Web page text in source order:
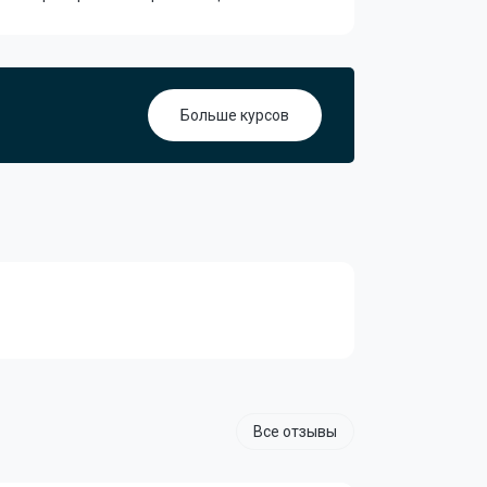
Больше курсов
Все отзывы